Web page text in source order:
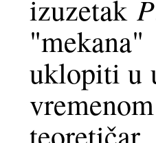
izuzetak
uklopiti u